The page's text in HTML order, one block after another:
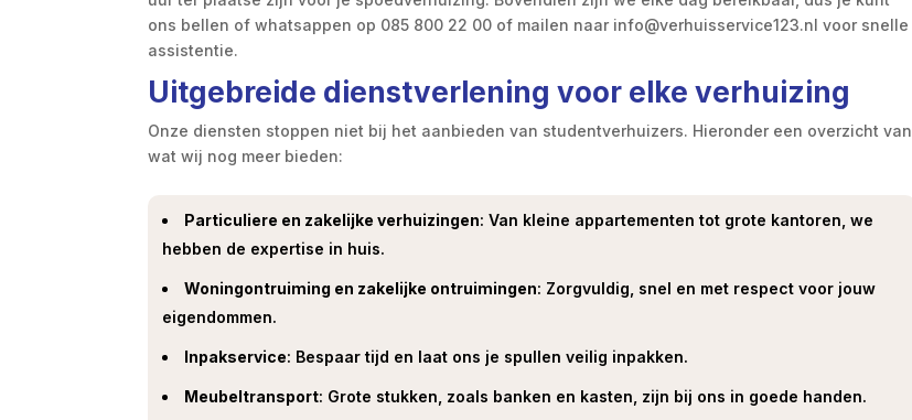
ons bellen of whatsappen op 085 800 22 00 of mailen naar info@verhuisservice123.nl voor snelle
assistentie.
Uitgebreide dienstverlening voor elke verhuizing
Onze diensten stoppen niet bij het aanbieden van studentverhuizers. Hieronder een overzicht van
wat wij nog meer bieden:
Particuliere en zakelijke verhuizingen: Van kleine appartementen tot grote kantoren, we
hebben de expertise in huis.
Woningontruiming en zakelijke ontruimingen: Zorgvuldig, snel en met respect voor jouw
eigendommen.
Inpakservice: Bespaar tijd en laat ons je spullen veilig inpakken.
Meubeltransport: Grote stukken, zoals banken en kasten, zijn bij ons in goede handen.